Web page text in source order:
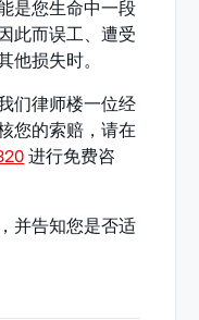
是您生命中一段
此而误工、遭受
他损失时。
们律师楼一位经
您的索赔，请在
进行免费咨
并告知您是否适